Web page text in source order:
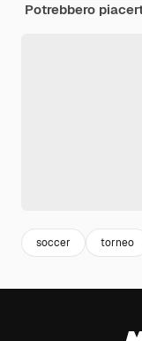
Potrebbero
soccer torneo